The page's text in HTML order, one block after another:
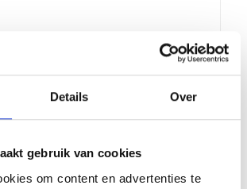
Details Over
gebruik van cookies
om content en advertenties te
producten